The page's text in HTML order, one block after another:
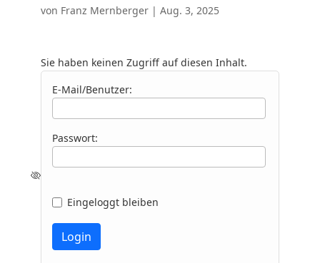
von Franz Mernberger| Aug. 3, 2025
Sie haben keinen Zugriff auf diesen Inhalt.
E-Mail/Benutzer:
Passwort:
Eingeloggt bleiben